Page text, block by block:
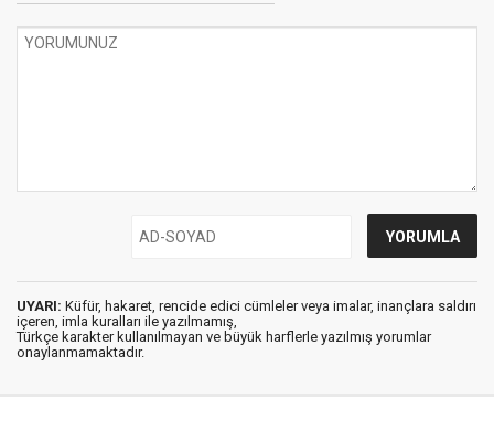
UYARI: Küfür, hakaret, rencide edici cümleler veya imalar, inançlara saldırı
içeren, imla kuralları ile yazılmamış,
Türkçe karakter kullanılmayan ve büyük harflerle yazılmış yorumlar
onaylanmamaktadır.